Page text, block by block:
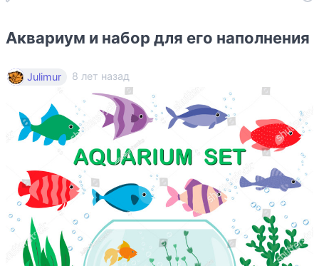
Аквариум и набор для его наполнения
Julimur 8 лет назад